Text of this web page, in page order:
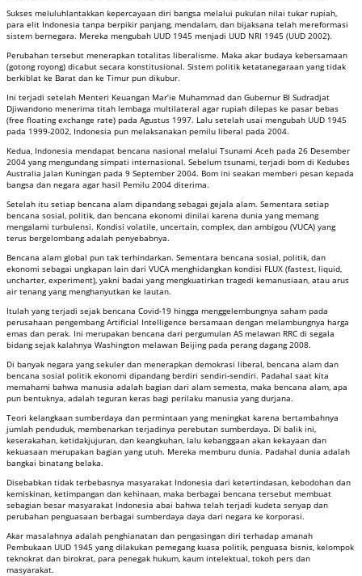
Sukses meluluhlantakkan kepercayaan diri bangsa melalui pukulan nilai tukar rupiah,
para elit Indonesia tanpa berpikir panjang, mendalam, dan bijaksana telah mereformasi
sistem bernegara. Mereka mengubah UUD 1945 menjadi UUD NRI 1945 (UUD 2002).
Perubahan tersebut menerapkan totalitas liberalisme. Maka akar budaya kebersamaan
(gotong royong) dicabut secara konstitusional. Sistem politik ketatanegaraan yang tidak
berkiblat ke Barat dan ke Timur pun dikubur.
Ini terjadi setelah Menteri Keuangan Mar’ie Muhammad dan Gubernur BI Sudradjat
Djiwandono menerima titah lembaga multilateral agar rupiah dilepas ke pasar bebas
(free floating exchange rate) pada Agustus 1997. Lalu setelah usai mengubah UUD 1945
pada 1999-2002, Indonesia pun melaksanakan pemilu liberal pada 2004.
Kedua, Indonesia mendapat bencana nasional melalui Tsunami Aceh pada 26 Desember
2004 yang mengundang simpati internasional. Sebelum tsunami, terjadi bom di Kedubes
Australia Jalan Kuningan pada 9 September 2004. Bom ini seakan memberi pesan kepada
bangsa dan negara agar hasil Pemilu 2004 diterima.
Setelah itu setiap bencana alam dipandang sebagai gejala alam. Sementara setiap
bencana sosial, politik, dan bencana ekonomi dinilai karena dunia yang memang
mengalami turbulensi. Kondisi volatile, uncertain, complex, dan ambigou (VUCA) yang
terus bergelombang adalah penyebabnya.
Bencana alam global pun tak terhindarkan. Sementara bencana sosial, politik, dan
ekonomi sebagai ungkapan lain dari VUCA menghidangkan kondisi FLUX (fastest, liquid,
uncharter, experiment), yakni badai yang mengkuatirkan tragedi kemanusiaan, atau arus
air tenang yang menghanyutkan ke lautan.
Itulah yang terjadi sejak bencana Covid-19 hingga menggelembungnya saham pada
perusahaan pengembang Artificial Intelligence bersamaan dengan melambungnya harga
emas dan perak. Ini merupakan bencana dari pergumulan AS melawan RRC di segala
bidang sejak kalahnya Washington melawan Beijing pada perang dagang 2008.
Di banyak negara yang sekuler dan menerapkan demokrasi liberal, bencana alam dan
bencana sosial politik ekonomi dipandang berdiri sendiri-sendiri. Padahal saat kita
memahami bahwa manusia adalah bagian dari alam semesta, maka bencana alam, apa
pun bentuknya, adalah teguran keras bagi perilaku manusia yang durjana.
Teori kelangkaan sumberdaya dan permintaan yang meningkat karena bertambahnya
jumlah penduduk, membenarkan terjadinya perebutan sumberdaya. Di balik ini,
keserakahan, ketidakjujuran, dan keangkuhan, lalu kebanggaan akan kekayaan dan
kekuasaan merupakan bagian yang utuh. Mereka memburu dunia. Padahal dunia adalah
bangkai binatang belaka.
Disebabkan tidak terbebasnya masyarakat Indonesia dari ketertindasan, kebodohan dan
kemiskinan, ketimpangan dan kehinaan, maka berbagai bencana tersebut membuat
sebagian besar masyarakat Indonesia abai bahwa telah terjadi kudeta senyap dan
perubahan penguasaan berbagai sumberdaya daya dari negara ke korporasi.
Akar masalahnya adalah penghianatan dan pengasingan diri terhadap amanah
Pembukaan UUD 1945 yang dilakukan pemegang kuasa politik, penguasa bisnis, kelompok
teknokrat dan birokrat, para penegak hukum, kaum intelektual, tokoh pers dan
masyarakat.